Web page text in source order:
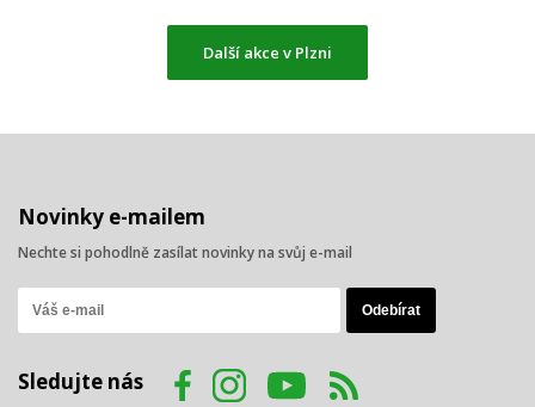
Další akce v Plzni
Novinky e-mailem
Nechte si pohodlně zasílat novinky na svůj e-mail
Sledujte nás